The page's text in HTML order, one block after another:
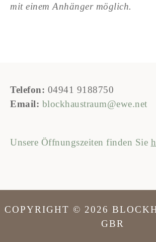
mit einem Anhänger möglich.
Telefon: 04941 9188750
Email: blockhaustraum@ewe.net
Unsere Öffnungszeiten finden Sie
COPYRIGHT © 2026
GBR